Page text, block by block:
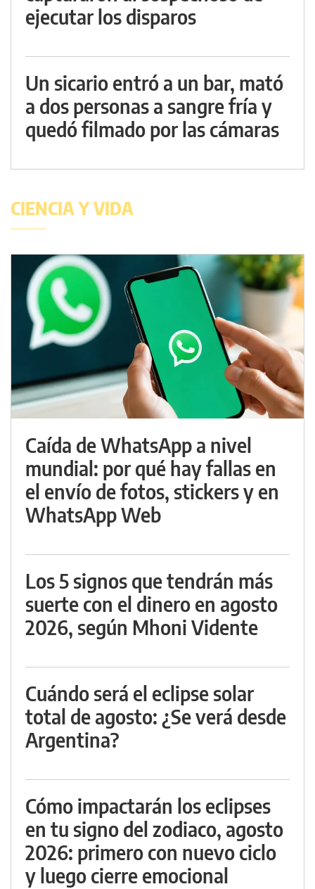
ejecutar los disparos
Un sicario entró a un bar, mató
a dos personas a sangre fría y
quedó filmado por las cámaras
CIENCIA Y VIDA
Caída de WhatsApp a nivel
mundial: por qué hay fallas en
el envío de fotos, stickers y en
WhatsApp Web
Los 5 signos que tendrán más
suerte con el dinero en agosto
2026, según Mhoni Vidente
Cuándo será el eclipse solar
total de agosto: ¿Se verá desde
Argentina?
Cómo impactarán los eclipses
en tu signo del zodiaco, agosto
2026: primero con nuevo ciclo
y luego cierre emocional